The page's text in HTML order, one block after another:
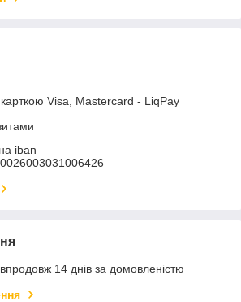
Visa, Mastercard - LiqPay
iban
14 днів за домовленістю